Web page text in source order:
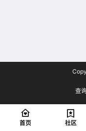
查
首页 社区